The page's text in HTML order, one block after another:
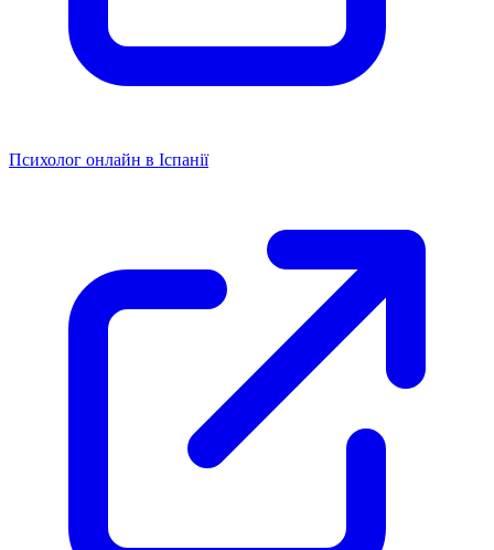
Психолог онлайн в Іспанії